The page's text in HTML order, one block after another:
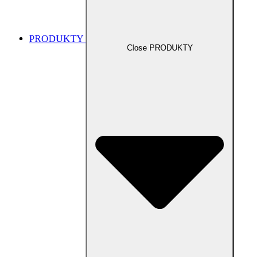
PRODUKTY
Close PRODUKTY